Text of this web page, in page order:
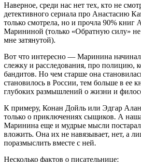
Наверное, среди нас нет тех, кто не
детективного сериала про Анастасию
только смотрела, но и прочла 90% книг
Марининой (только «Обратную силу» не
мне затянутой).
Вот что интересно — Маринина
слежку и расследования, про полицию,
бандитов. Но чем старше она
становилось в России, тем больше в ее
глубоких размышлений о жизни и
К примеру, Конан Дойль или Эдгар
только о приключениях сыщиков. А
Маринина еще и мудрые мысли
вложить. Она их не навязывает, нет, а
поразмыслить вместе с ней.
Несколько фактов о писательнице: